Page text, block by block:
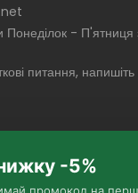
Понеділок -
питання,
-5%